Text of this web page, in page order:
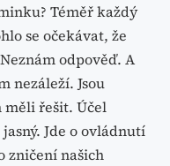
Téměř každý
se očekávat, že
odpověď. A
nezáleží. Jsou
měli řešit. Účel
Jde o ovládnutí
zničení našich